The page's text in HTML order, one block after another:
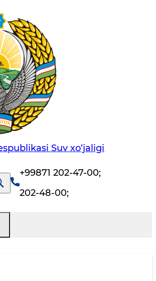
Suv хo‘jaligi
+99871 202-47-00;
202-48-00;